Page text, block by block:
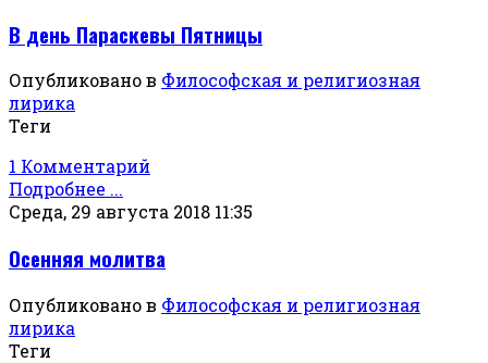
В день Параскевы Пятницы
Опубликовано в Философская и религиозная
лирика
Теги
1 Комментарий
Подробнее ...
Среда, 29 августа 2018 11:35
Осенняя молитва
Опубликовано в Философская и религиозная
лирика
Теги